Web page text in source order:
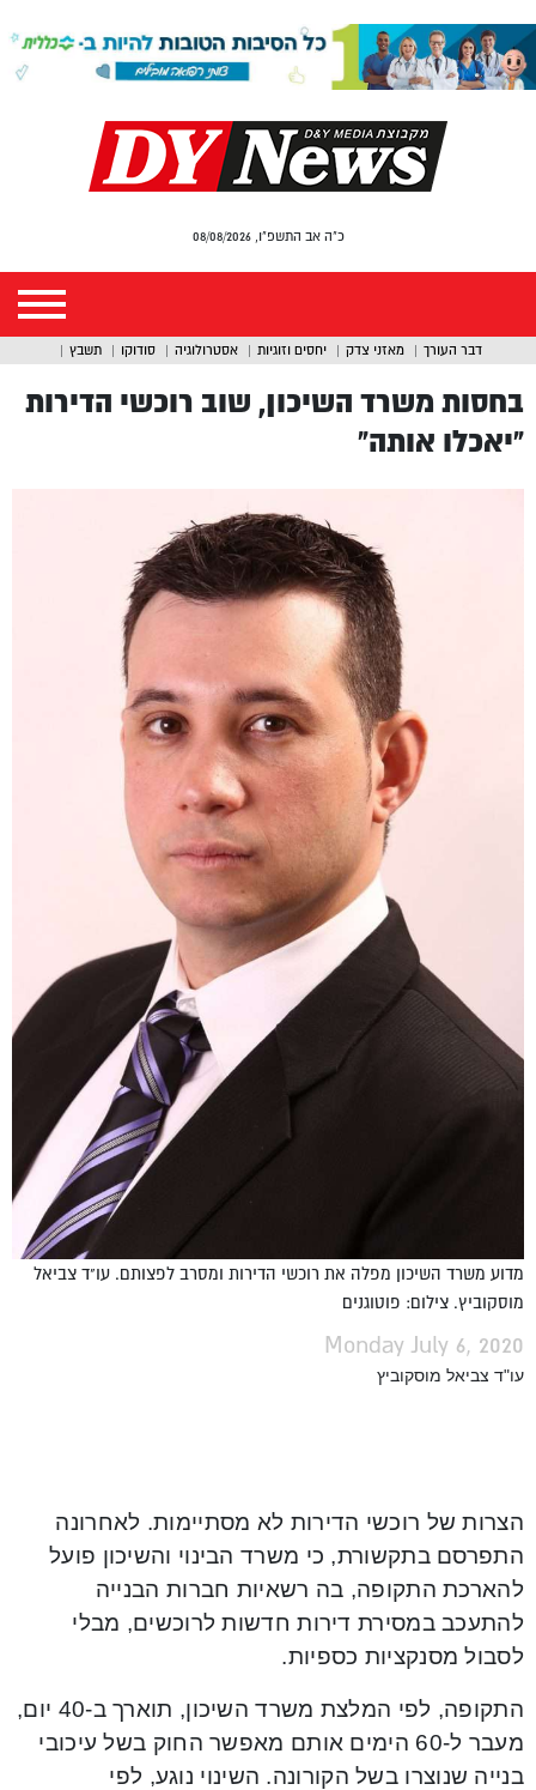
כ"ה אב התשפ"ו, 08/08/2026
דבר העורך מאזני צדק יחסים וזוגיות אסטרולוגיה סודוקו תשבץ
בחסות משרד השיכון, שוב רוכשי הדירות
“יאכלו אותה”
מדוע משרד השיכון מפלה את רוכשי הדירות ומסרב לפצותם. עו"ד צביאל
מוסקוביץ. צילום: פוטוגנים
Monday July 6, 2020
עו"ד צביאל מוסקוביץ
הצרות של רוכשי הדירות לא מסתיימות. לאחרונה
התפרסם בתקשורת, כי משרד הבינוי והשיכון פועל
להארכת התקופה, בה רשאיות חברות הבנייה
להתעכב במסירת דירות חדשות לרוכשים, מבלי
לסבול מסנקציות כספיות.
התקופה, לפי המלצת משרד השיכון, תוארך ב-40 יום,
מעבר ל-60 הימים אותם מאפשר החוק בשל עיכובי
בנייה שנוצרו בשל הקורונה. השינוי נוגע, לפי